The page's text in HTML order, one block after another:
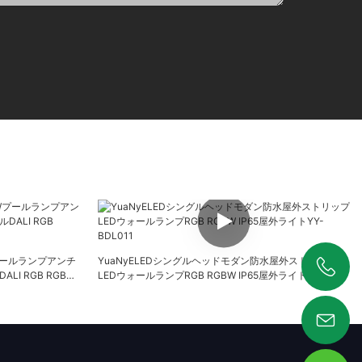
ルランプアンチ
RGB RGBW
YuaNyELEDシングルヘッドモダン防水屋外ストリップ
LEDウォールランプRGB RGBW IP65屋外ライトYY-